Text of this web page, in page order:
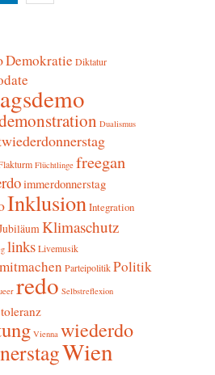
Demokratie Diktatur
Dualismus
Flüchtlinge freegan
immerdonnerstag
Inklusion Integration
Klimaschutz
linksLivemusik
mitmachen ParteipolitikPolitik
redo Selbstreflexion
toleranz
Vienna wiederdo
Wien